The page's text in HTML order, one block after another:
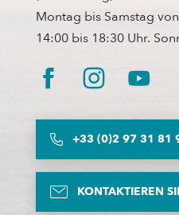
Montag bis Samstag
14:00 bis 18:30 Uhr.
+33 (0)2 97 31 81
KONTAKTIEREN